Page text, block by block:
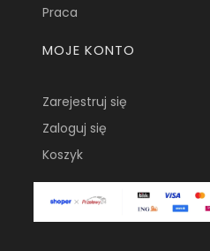
Praca
MOJE KONTO
Zarejestruj się
Zaloguj się
Koszyk